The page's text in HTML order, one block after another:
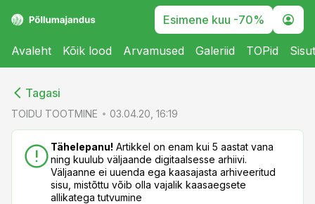
Esimene kuu -70%
Avaleht Kõik lood Arvamused Galeriid TOPid
Tagasi
TOIDU TOOTMINE 03.04.20, 16:19
Tähelepanu! Artikkel on enam kui 5 aastat vana
ning kuulub väljaande digitaalsesse arhiivi.
Väljaanne ei uuenda ega kaasajasta arhiveeritud
sisu, mistõttu võib olla vajalik kaasaegsete
allikatega tutvumine